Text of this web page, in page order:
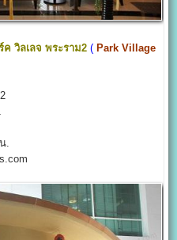
ค วิลเลจ พระราม2( Park Village
.